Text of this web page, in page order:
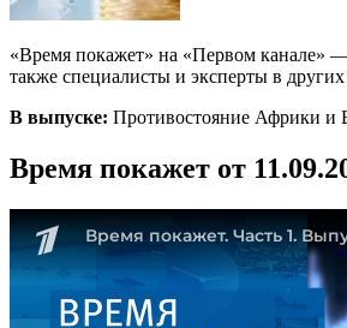
«Время покажет» на «Первом канале»
также специалисты и эксперты в
В выпуске: Противостояние Африки и
Время покажет от